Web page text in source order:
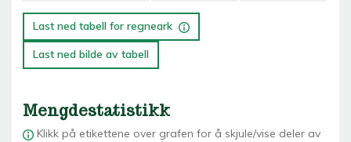
Last ned tabell for regneark
Last ned bilde av tabell
Mengdestatistikk
Klikk på etikettene over grafen for å skjule/vise deler av